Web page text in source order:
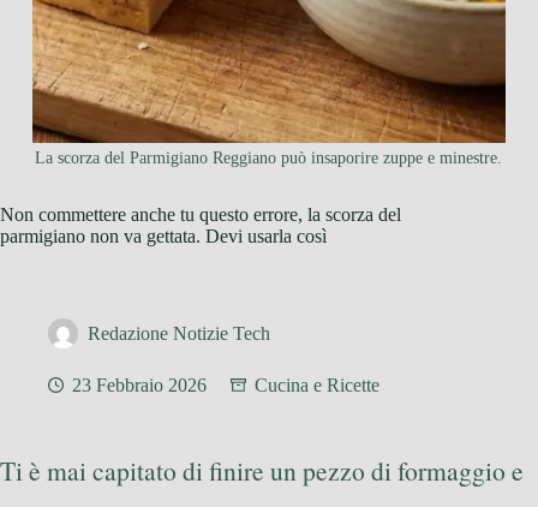
La scorza del Parmigiano Reggiano può insaporire zuppe e minestre.
Non commettere anche tu questo errore, la scorza del
parmigiano non va gettata. Devi usarla così
Redazione Notizie Tech
23 Febbraio 2026 Cucina e Ricette
Ti è mai capitato di finire un pezzo di formaggio e